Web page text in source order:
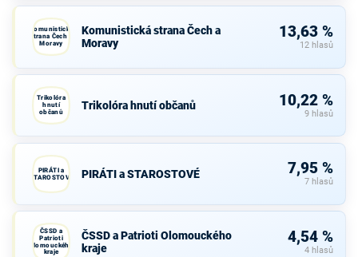
Komunistická
strana Čech a
Moravy
Komunistická strana Čech a
Moravy
13,63 %
12 hlasů
Trikolóra
hnutí
občanů
Trikolóra hnutí občanů 10,22 %
9 hlasů
PIRÁTI a
STAROSTOVÉ
PIRÁTI a STAROSTOVÉ 7,95 %
7 hlasů
ČSSD a
Patrioti
Olomouckého
kraje
ČSSD a Patrioti Olomouckého
kraje
4,54 %
4 hlasů